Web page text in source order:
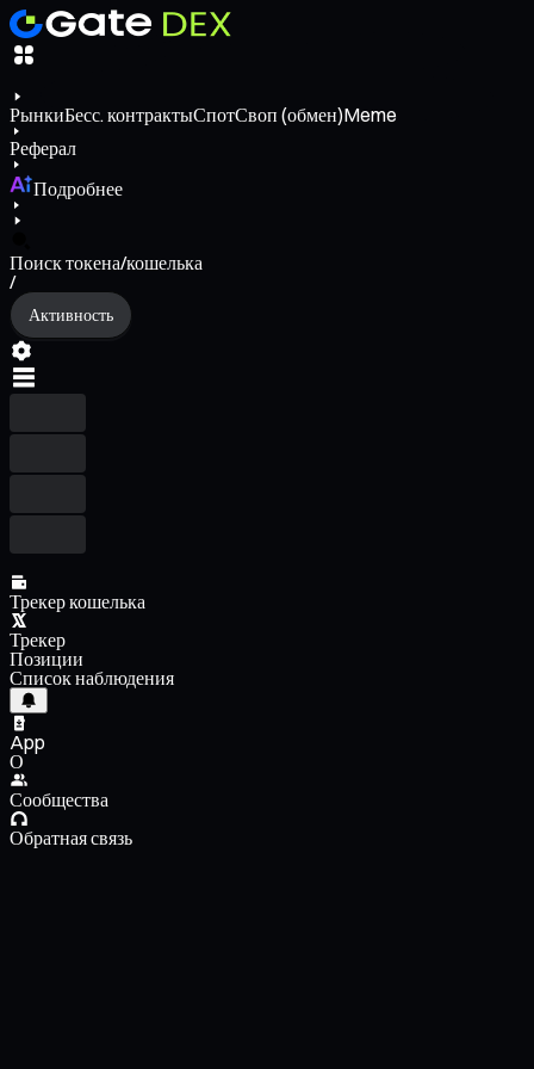
РынкиБесс. контрактыСпотСвоп (обмен)Meme
Реферал
Подробнее
Поиск токена/кошелька
/
Активность
Трекер кошелька
Трекер
Позиции
Список наблюдения
App
О
Сообщества
Обратная связь